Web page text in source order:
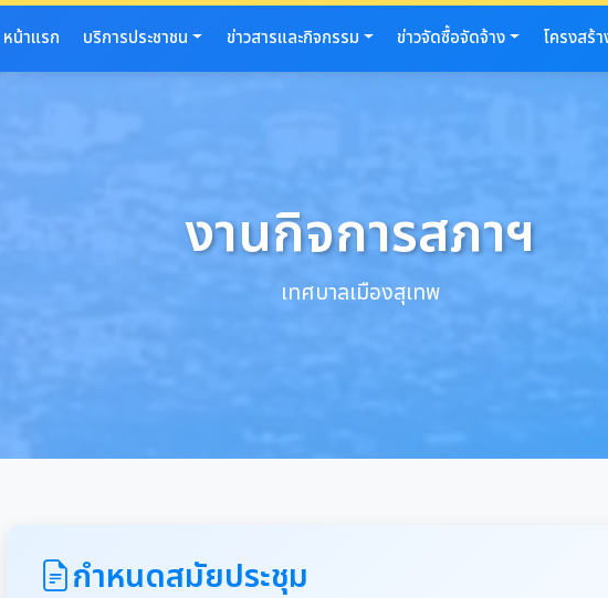
หน้าแรก บริการประชาชน ข่าวสารและกิจกรรม ข่าวจัดซื้อจัดจ้าง โครงสร้
งานกิจการสภาฯ
เทศบาลเมืองสุเทพ
กำหนดสมัยประชุม